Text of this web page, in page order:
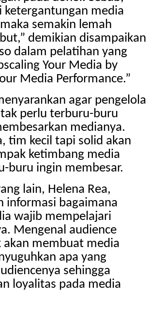
ketergantungan media
semakin lemah
demikian disampaikan
dalam pelatihan yang
Your Media by
Media Performance.”
agar pengelola
perlu terburu-buru
medianya.
tim kecil tapi solid akan
ketimbang media
buru ingin membesar.
lain, Helena Rea,
informasi bagaimana
wajib mempelajari
Mengenal audience
akan membuat media
apa yang
sehingga
loyalitas pada media